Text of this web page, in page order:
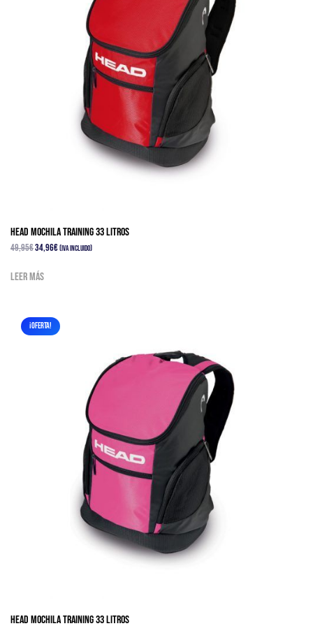
HEAD MOCHILA TRAINING 33 Litros
49,95€El
original
34,96€El(IVA Incluido)
Leer más
¡OFERTA!
HEAD MOCHILA TRAINING 33 Litros